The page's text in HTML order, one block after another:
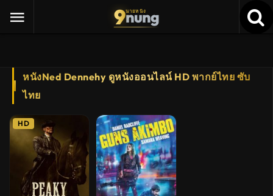
9นายหนัง
nung
หนังNed Dennehy ดูหนังออนไลน์ HD พากย์ไทย ซับ
ไทย
HD